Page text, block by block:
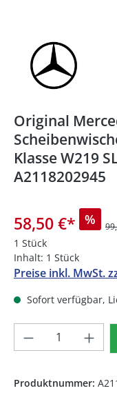
Original
Klasse W219
A2118202945
58,50 €* %
1 Stück
Inhalt: 1 Stück
Preise inkl. MwSt.
Sofort verfügbar,
Produkt
Produktnummer: